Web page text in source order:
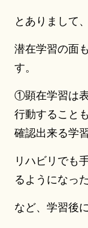
とありまして、
潜在学習の面
す。
①顕在学習は
行動すること
確認出来る学
リハビリでも
るようになっ
など、学習後